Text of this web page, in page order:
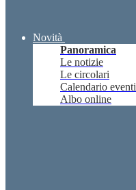
Novità
Panoramica
Le notizie
Le circolari
Calendario eventi
Albo online